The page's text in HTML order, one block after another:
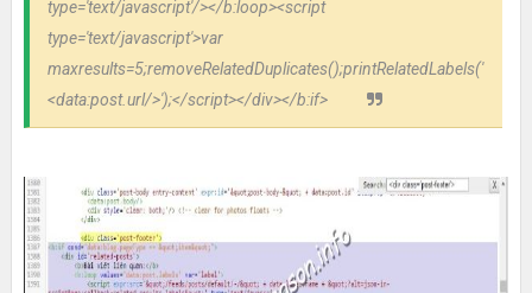
type='text/javascript'/></b:loop><script
type='text/javascript'>var
maxresults=5;removeRelatedDuplicates();printRelatedLabels('
<data:post.url/>');</script></div></b:if>